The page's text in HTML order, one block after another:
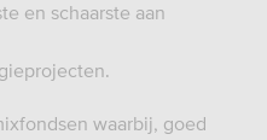
en schaarste aan
waarbij, goed